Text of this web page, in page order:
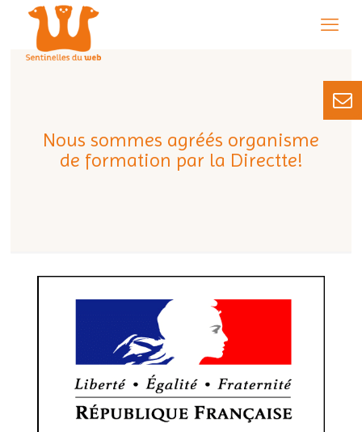
Nous sommes agréés organisme
de formation par la Directte!